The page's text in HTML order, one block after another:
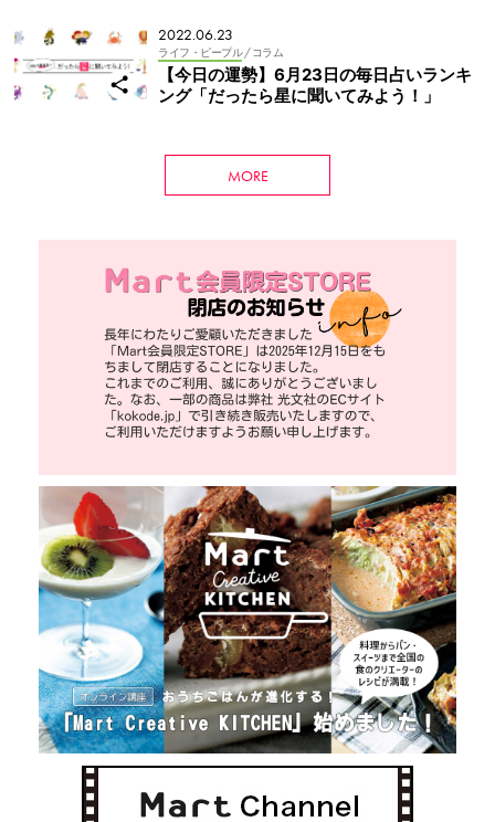
2022.06.23
ライフ・ピープル / コラム
【今日の運勢】6月23日の毎日占いランキ
ング「だったら星に聞いてみよう！」
MORE